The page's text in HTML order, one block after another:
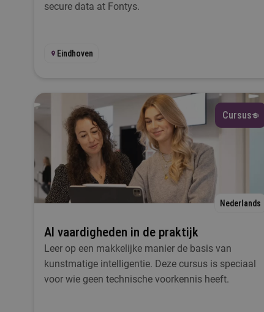
secure data at Fontys.
Eindhoven
Cursus
Nederlands
AI vaardigheden in de praktijk
Leer op een makkelijke manier de basis van
kunstmatige intelligentie. Deze cursus is speciaal
voor wie geen technische voorkennis heeft.